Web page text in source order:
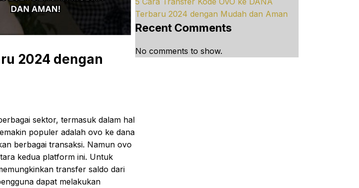
2024 dengan
sektor, termasuk dalam hal
populer adalah ovo ke dana
berbagai transaksi. Namun ovo
kedua platform ini. Untuk
transfer saldo dari
dapat melakukan
Terbaru 2024 dengan Mudah dan Aman
Recent Comments
No comments to show.